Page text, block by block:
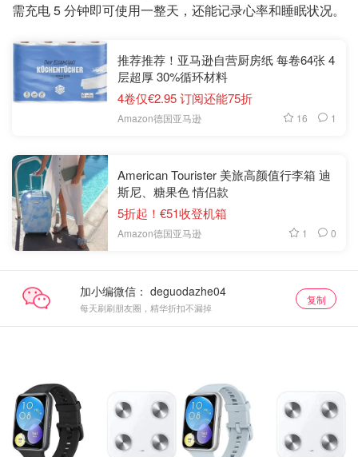
需充电 5 分钟即可使用一整天，还能记录心率和睡眠状况。
推荐推荐！亚马逊自营厨房纸 每卷64张 4
层超厚 30%循环材料
4卷仅€2.95 订阅还能75折
Amazon德国亚马逊 16 1
American Tourister 美旅高颜值行李箱 迪
斯尼、糖果色 情侣款
5折起！€51收登机箱
Amazon德国亚马逊 1 0
加小编微信：
每天刷刷朋友圈，精华折扣不漏掉
复制